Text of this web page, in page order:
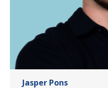
Jasper Pons